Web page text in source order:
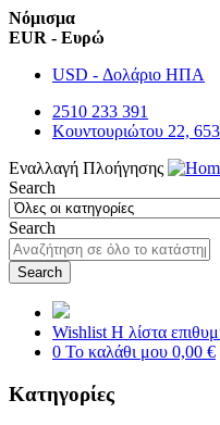
Νόμισμα
EUR - Ευρώ
USD - Δολάριο ΗΠΑ
2510 233 391
Κουντουριώτου 22,
Εναλλαγή Πλοήγησης
Search
Search
Search
Wishlist Η λίστα
0 Το καλάθι μου 0,00 €
Κατηγορίες